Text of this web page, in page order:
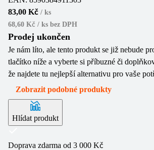
83,00 Kč / ks
68,60 Kč / ks bez DPH
Prodej ukončen
Je nám líto, ale tento produkt se již nebude
tlačítko níže a vyberte si příbuzné či
že najdete tu nejlepší alternativu pro vaše
Zobrazit podobné produkty
Hlídat produkt
Doprava zdarma od 3 000 Kč